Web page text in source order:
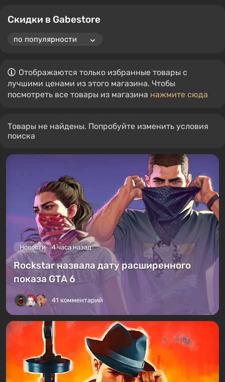
Скидки в Gabestore
Отображаются только избранные товары с
лучшими ценами из этого магазина. Чтобы
посмотреть все товары из магазина нажмите сюда
Товары не найдены. Попробуйте изменить условия
поиска
Новости 4 часа назад
Rockstar назвала дату расширенного
показа GTA 6
41 комментарий